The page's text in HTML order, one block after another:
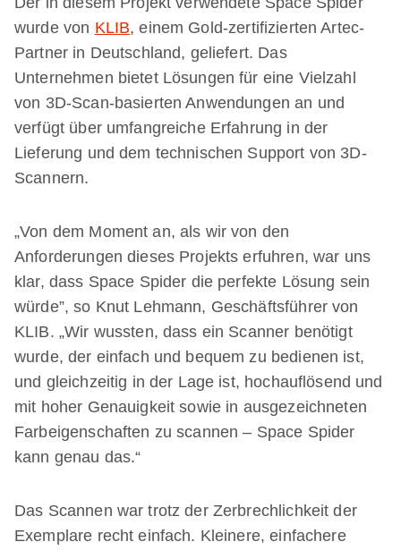
wurde von KLIB, einem Gold-zertifizierten Artec-
Partner in Deutschland, geliefert. Das
Unternehmen bietet Lösungen für eine Vielzahl
von 3D-Scan-basierten Anwendungen an und
verfügt über umfangreiche Erfahrung in der
Lieferung und dem technischen Support von 3D-
Scannern.
„Von dem Moment an, als wir von den
Anforderungen dieses Projekts erfuhren, war uns
klar, dass Space Spider die perfekte Lösung sein
würde”, so Knut Lehmann, Geschäftsführer von
KLIB. „Wir wussten, dass ein Scanner benötigt
wurde, der einfach und bequem zu bedienen ist,
und gleichzeitig in der Lage ist, hochauflösend und
mit hoher Genauigkeit sowie in ausgezeichneten
Farbeigenschaften zu scannen – Space Spider
kann genau das.“
Das Scannen war trotz der Zerbrechlichkeit der
Exemplare recht einfach. Kleinere, einfachere